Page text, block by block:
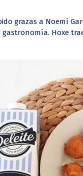
grazas a Noemí
gastronomía.